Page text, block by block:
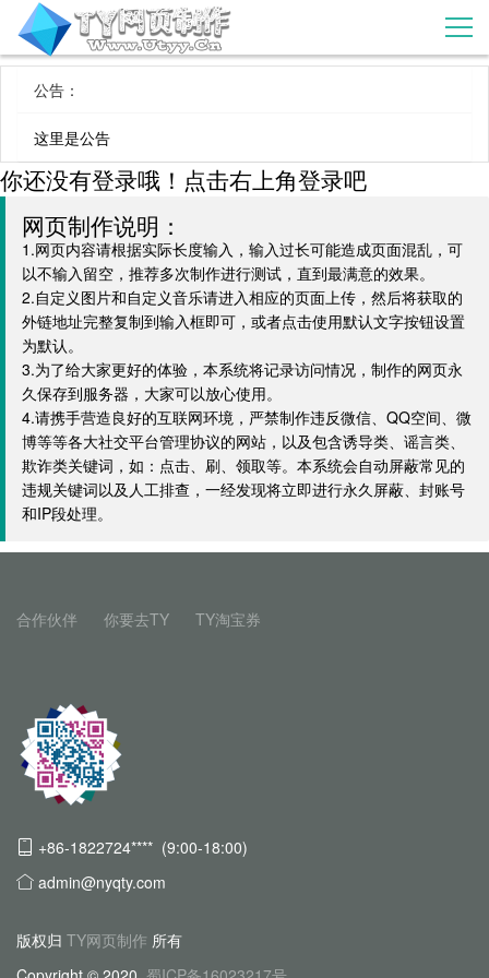
公告：
这里是公告
你还没有登录哦！点击右上角登录吧
网页制作说明：
1.网页内容请根据实际长度输入，输入过长可能造成页面混乱，可
以不输入留空，推荐多次制作进行测试，直到最满意的效果。
2.自定义图片和自定义音乐请进入相应的页面上传，然后将获取的
外链地址完整复制到输入框即可，或者点击使用默认文字按钮设置
为默认。
3.为了给大家更好的体验，本系统将记录访问情况，制作的网页永
久保存到服务器，大家可以放心使用。
4.请携手营造良好的互联网环境，严禁制作违反微信、QQ空间、微
博等等各大社交平台管理协议的网站，以及包含诱导类、谣言类、
欺诈类关键词，如：点击、刷、领取等。本系统会自动屏蔽常见的
违规关键词以及人工排查，一经发现将立即进行永久屏蔽、封账号
和IP段处理。
合作伙伴 你要去TY TY淘宝券
+86-1822724**** (9:00-18:00)
admin@nyqty.com
版权归 TY网页制作 所有